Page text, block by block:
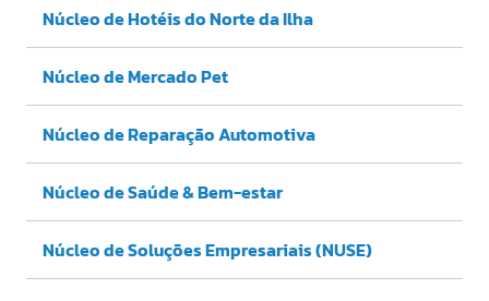
Núcleo de Hotéis do Norte da Ilha
Núcleo de Mercado Pet
Núcleo de Reparação Automotiva
Núcleo de Saúde & Bem-estar
Núcleo de Soluções Empresariais (NUSE)